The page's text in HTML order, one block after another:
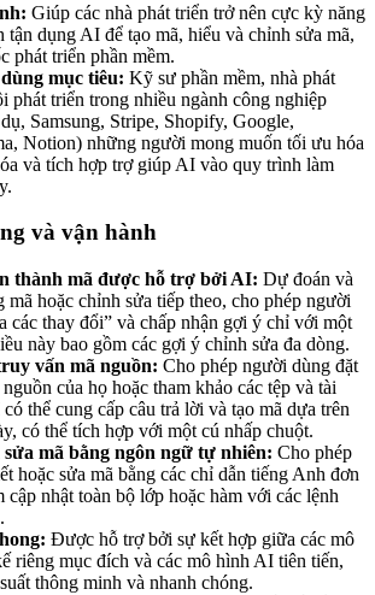
Giúp các nhà phát triển trở nên cực kỳ năng
tận dụng AI để tạo mã, hiểu và chỉnh sửa mã,
phát triển phần mềm.
mục tiêu: Kỹ sư phần mềm, nhà phát
phát triển trong nhiều ngành công nghiệp
Samsung, Stripe, Shopify, Google,
Notion) những người mong muốn tối ưu hóa
và tích hợp trợ giúp AI vào quy trình làm
và vận hành
thành mã được hỗ trợ bởi AI: Dự đoán và
mã hoặc chỉnh sửa tiếp theo, cho phép người
các thay đổi” và chấp nhận gợi ý chỉ với một
này bao gồm các gợi ý chỉnh sửa đa dòng.
vấn mã nguồn: Cho phép người dùng đặt
của họ hoặc tham khảo các tệp và tài
thể cung cấp câu trả lời và tạo mã dựa trên
có thể tích hợp với một cú nhấp chuột.
mã bằng ngôn ngữ tự nhiên: Cho phép
hoặc sửa mã bằng các chỉ dẫn tiếng Anh đơn
cập nhật toàn bộ lớp hoặc hàm với các lệnh
Được hỗ trợ bởi sự kết hợp giữa các mô
riêng mục đích và các mô hình AI tiên tiến,
thông minh và nhanh chóng.